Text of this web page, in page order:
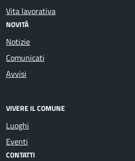
Vita lavorativa
NOVITÀ
Notizie
Comunicati
Avvisi
VIVERE IL COMUNE
Luoghi
Eventi
CONTATTI